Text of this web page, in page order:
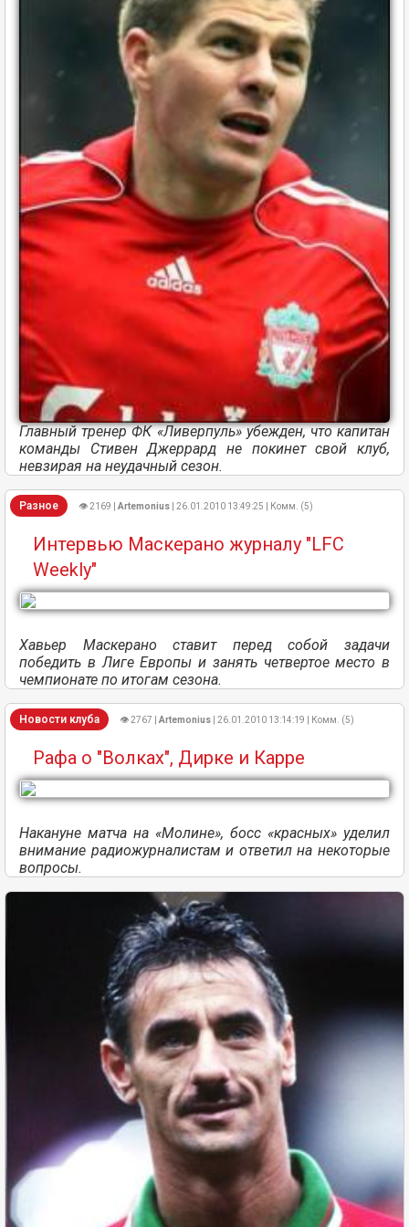
Главный тренер ФК «Ливерпуль» убежден, что капитан
команды Стивен Джеррард не покинет свой клуб,
невзирая на неудачный сезон.
Разное 👁 2169 | Artemonius | 26.01.2010 13:49:25 | Комм. (5)
Интервью Маскерано журналу "LFC
Weekly"
Хавьер Маскерано ставит перед собой задачи
победить в Лиге Европы и занять четвертое место в
чемпионате по итогам сезона.
Новости клуба 👁 2767 | Artemonius | 26.01.2010 13:14:19 | Комм. (5)
Рафа о "Волках", Дирке и Карре
Накануне матча на «Молине», босс «красных» уделил
внимание радиожурналистам и ответил на некоторые
вопросы.